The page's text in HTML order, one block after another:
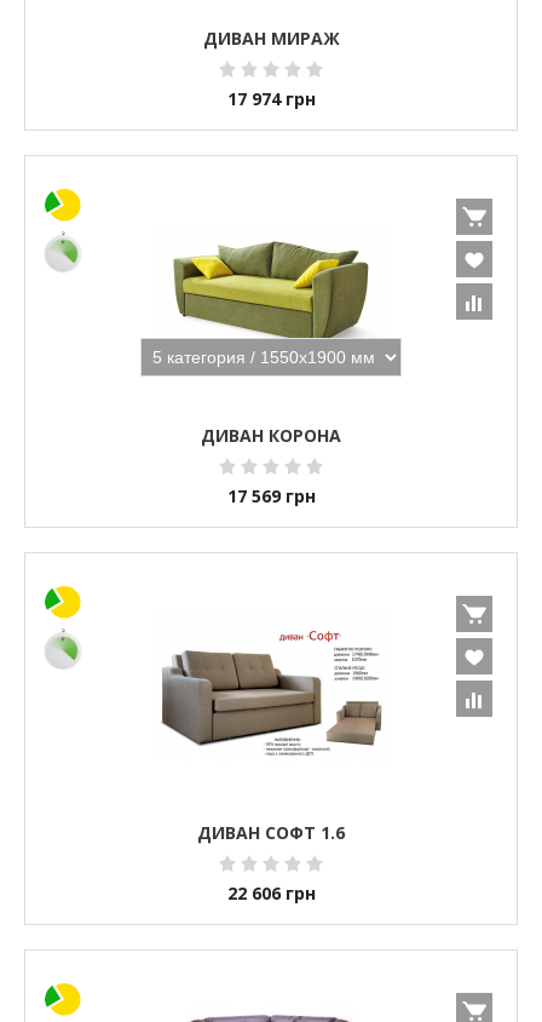
ДИВАН МИРАЖ
17 974 грн
ДИВАН КОРОНА
17 569 грн
ДИВАН СОФТ 1.6
22 606 грн